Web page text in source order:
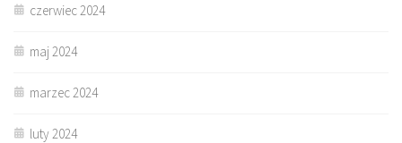
czerwiec 2024
maj 2024
marzec 2024
luty 2024